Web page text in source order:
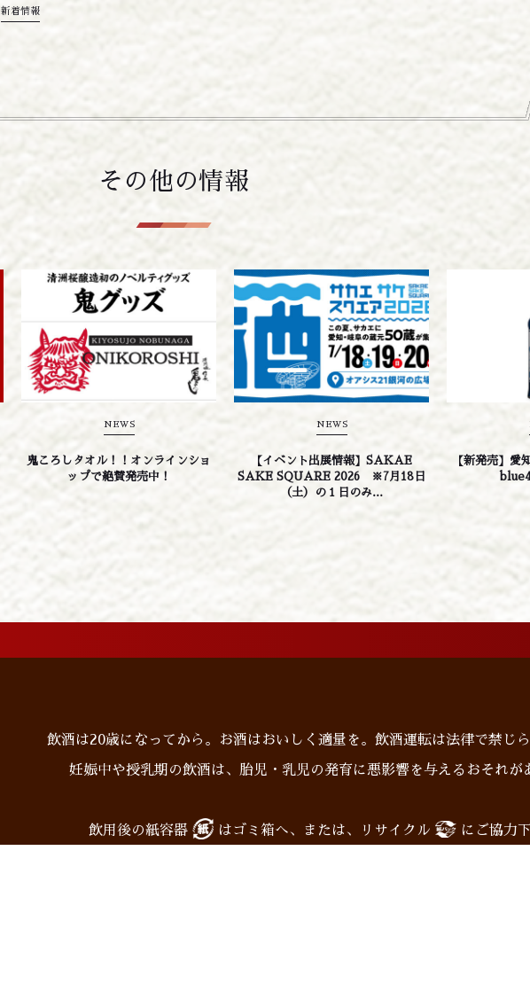
新着情報
その他の情報
NEWS
鬼ころしタオル！！オンラインショ
ップで絶賛発売中！
NEWS
【イベント出展情報】SAKAE
SAKE SQUARE 2026 ※7月18日
（土）の１日のみ...
【新発売】愛
飲酒は20歳になってから。お酒はおいしく適量を。飲酒運転は法律で禁じ
妊娠中や授乳期の飲酒は、胎児・乳児の発育に悪影響を与えるおそれが
飲用後の紙容器 はゴミ箱へ、または、リサイクル にご協力